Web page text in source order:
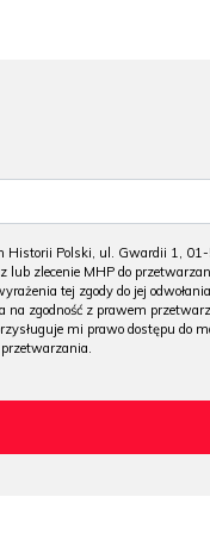
Polski, ul. Gwardii 1,
lub zlecenie MHP do
tej zgody do jej
na zgodność z prawem
mi prawo dostępu do